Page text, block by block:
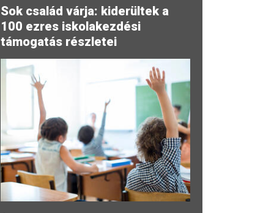
Sok család várja: kiderültek a
100 ezres iskolakezdési
támogatás részletei